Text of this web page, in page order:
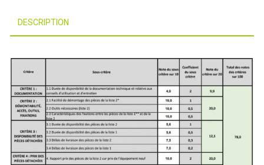
DESCRIPTION